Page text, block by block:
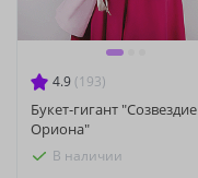
4.9 (193)
Букет-гигант "Созвездие
Ориона"
В наличии